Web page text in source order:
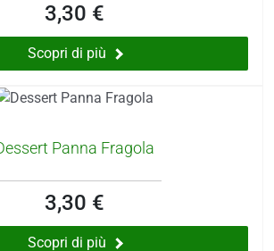
3,30 €
Scopri di più
Panna Fragola
3,30 €
Scopri di più